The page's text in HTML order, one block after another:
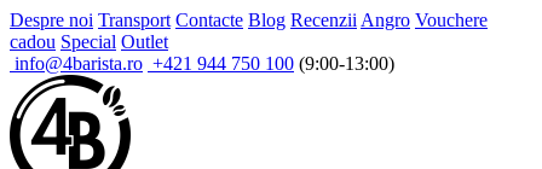
Despre noi Transport Contacte Blog Recenzii Angro Vouchere
cadou Special Outlet
info@4barista.ro +421 944 750 100 (9:00-13:00)